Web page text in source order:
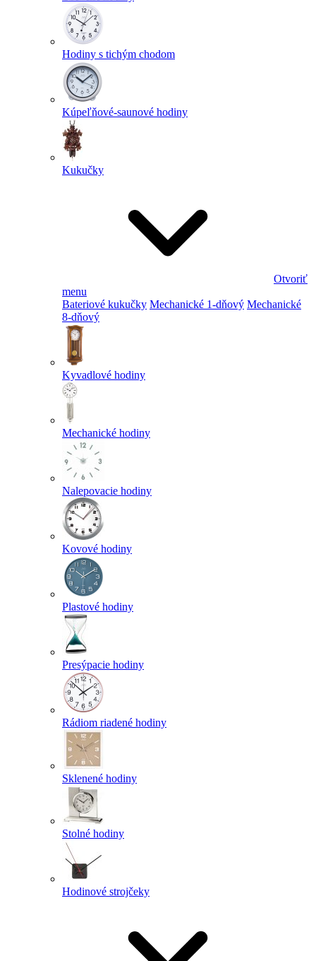
Hodiny s tichým chodom
Kúpeľňové-saunové hodiny
Kukučky
Otvoriť
menu
Bateriové kukučky Mechanické 1-dňový Mechanické
8-dňový
Kyvadlové hodiny
Mechanické hodiny
Nalepovacie hodiny
Kovové hodiny
Plastové hodiny
Presýpacie hodiny
Rádiom riadené hodiny
Sklenené hodiny
Stolné hodiny
Hodinové strojčeky